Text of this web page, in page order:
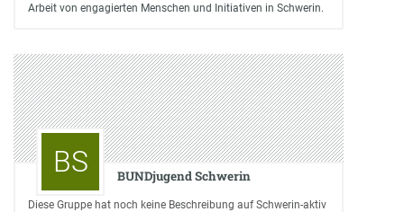
Arbeit von engagierten Menschen und Initiativen in Schwerin.
BS BUNDjugend Schwerin
Diese Gruppe hat noch keine Beschreibung auf Schwerin-aktiv